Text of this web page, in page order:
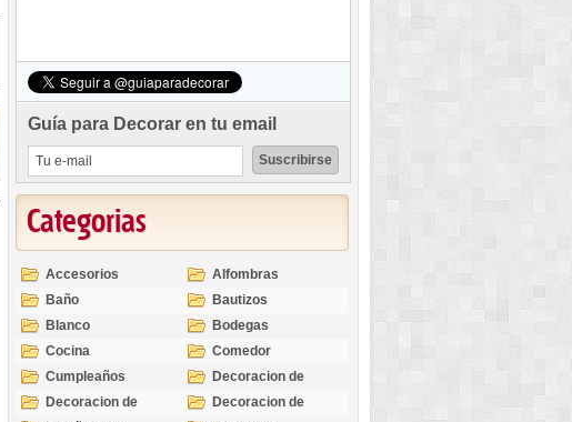
Guía para Decorar en tu email
Categorias
Accesorios
Alfombras
Baño
Bautizos
Blanco
Bodegas
Cocina
Comedor
Cumpleaños
Decoracion de
Exteriores
Decoracion de
Decoracion de